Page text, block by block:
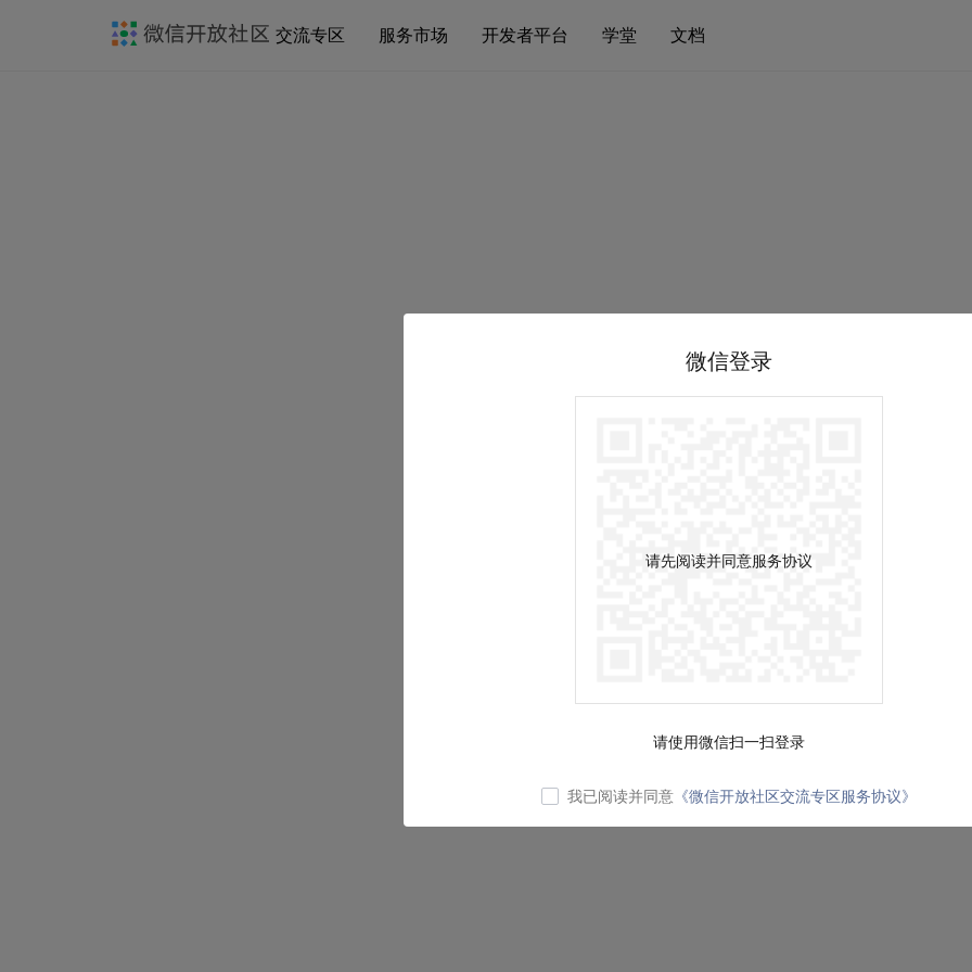
交流专区 服务市场 开发者平台 学堂 文档
微信登录
请先阅读并同意服务协议
请使用微信扫一扫登录
我已阅读并同意 《微信开放社区交流专区服务协议》